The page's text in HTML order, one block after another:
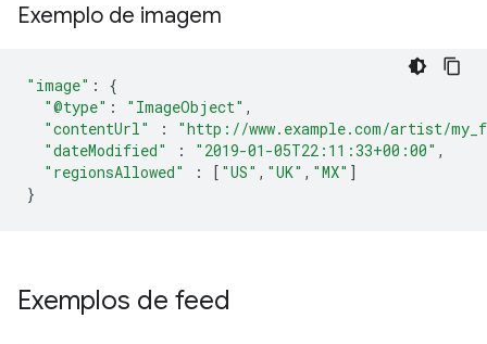
Exemplo de imagem
"image" :
{
"@type" : "ImageObject" ,
"contentUrl"
:
"http://www.example.com/artist/
"dateModified"
: "2019-01-05T22:11:33+00:00" ,
"regionsAllowed"
: [ "US" , "UK" , "MX" ]
}
Exemplos de feed